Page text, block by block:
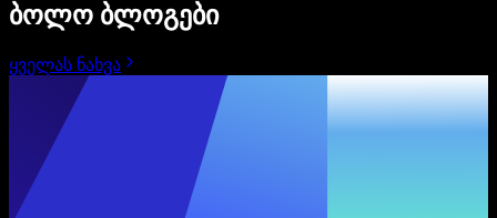
ბოლო ბლოგები
ყველას ნახვა